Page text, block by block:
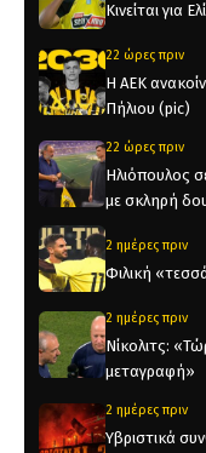
Κινείται για
22 ώρες πριν
Η ΑΕΚ
Πήλιου (pic)
22 ώρες πριν
Ηλιόπουλος
με σκληρή
2 ημέρες πριν
Φιλική
2 ημέρες πριν
Νίκολιτς:
μεταγραφή»
2 ημέρες πριν
Υβριστικά